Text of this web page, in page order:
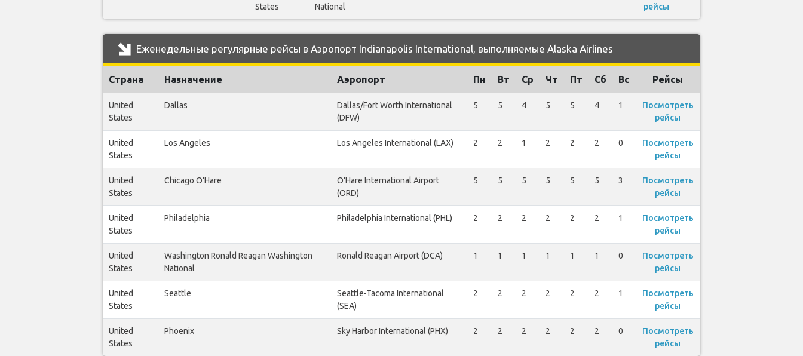
States
National
рейсы
Еженедельные регулярные рейсы в Аэропорт Indianapolis International, выполняемые Alaska Airlines
Страна Назначение Аэропорт Пн Вт Ср Чт Пт Сб Вс Рейсы
United
States
Dallas
Dallas/Fort Worth International
(DFW)
5 5 4 5 5 4 1
Посмотреть
рейсы
United
States
Los Angeles Los Angeles International (LAX) 2 2 1 2 2 2 0
Посмотреть
рейсы
United
States
Chicago O'Hare
O'Hare International Airport
(ORD)
5 5 5 5 5 5 3
Посмотреть
рейсы
United
States
Philadelphia Philadelphia International (PHL) 2 2 2 2 2 2 1
Посмотреть
рейсы
United
States
Washington Ronald Reagan Washington
National
Ronald Reagan Airport (DCA) 1 1 1 1 1 1 0
Посмотреть
рейсы
United
States
Seattle
Seattle-Tacoma International
(SEA)
2 2 2 2 2 2 1
Посмотреть
рейсы
United
States
Phoenix Sky Harbor International (PHX) 2 2 2 2 2 2 0
Посмотреть
рейсы